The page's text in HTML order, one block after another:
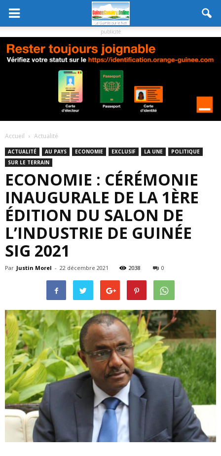
publicité
Accueil Actualité
ACTUALITÉ AU PAYS ECONOMIE EXCLUSIF LA UNE
POLITIQUE
SUR LE TERRAIN
ECONOMIE : CÉRÉMONIE
INAUGURALE DE LA 1ÈRE
ÉDITION DU SALON DE
L’INDUSTRIE DE GUINÉE
SIG 2021
Par Justin Morel - 22 décembre 2021 2038 0